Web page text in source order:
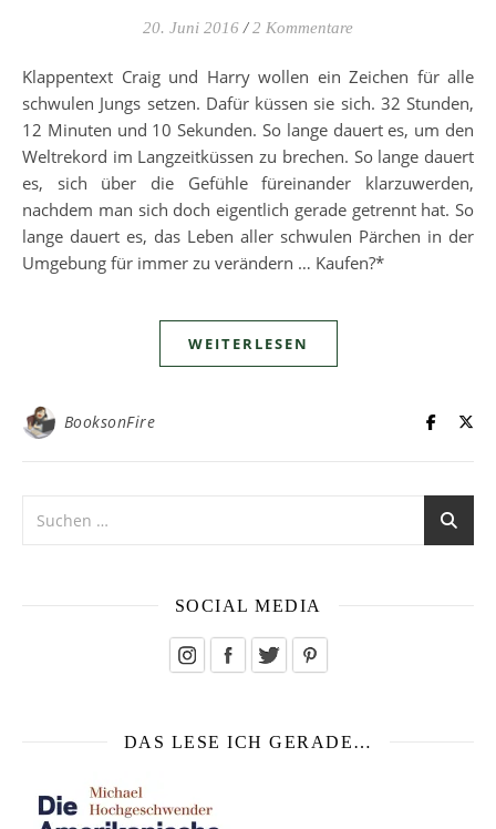
20. Juni 2016 / 2 Kommentare
Klappentext Craig und Harry wollen ein Zeichen für alle
schwulen Jungs setzen. Dafür küssen sie sich. 32 Stunden,
12 Minuten und 10 Sekunden. So lange dauert es, um den
Weltrekord im Langzeitküssen zu brechen. So lange dauert
es, sich über die Gefühle füreinander klarzuwerden,
nachdem man sich doch eigentlich gerade getrennt hat. So
lange dauert es, das Leben aller schwulen Pärchen in der
Umgebung für immer zu verändern … Kaufen?*
WEITERLESEN
BooksonFire
SOCIAL MEDIA
DAS LESE ICH GERADE…